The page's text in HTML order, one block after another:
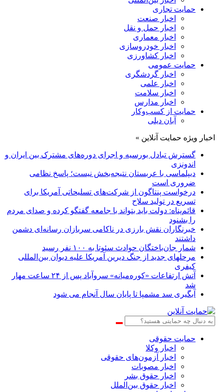
حمایت تجاری
اخبار صنعت
اخبار حمل و نقل
اخبار معماری
اخبار خودروسازی
اخبار کشاورزی
حمایت عمومی
اخبار گردشگری
اخبار علمی
اخبار سلامت
اخبار مدارس
حمایت از کسب‌وکار
آبان دیلی
اخبار ویژه حمایت آنلاین »
گسترش تبادل بورسیه و اجرای دوره‌های مشترک بین ایران و
اندونزی
دیپلماسی با عربستان نتیجه‌بخش نیست؛ پاسخ نظامی
ضروری است
درخواست پنتاگون از شرکت‌های تسلیحاتی آمریکا برای
تسریع در تولید سلاح
قائم‌پناه: دولت باید بتواند با جامعه گفتگو کرده و صدای مردم
را بشنود
خبرنگاران نقش بارزی در ناکامی سربازان رسانه‌ای دشمن
داشتند
شمار جان‌باختگان حوادث سئوتا به ۱۰۰ نفر رسید
مرحله‎ای جدید از جنگ دیرین آمریکا علیه دیوان بین‌المللی
کیفری
آتش ارتفاعات «کوره‌میانه» سروآباد پس از ۲۴ ساعت مهار
شد
آبگیری سد مشمپا تا پایان سال آنجام می شود
حمایت حقوقی
اخبار وکلا
اخبار آزمون‌های حقوقی
اخبار مصوبات
اخبار حقوق بشر
اخبار حقوق بین‌الملل